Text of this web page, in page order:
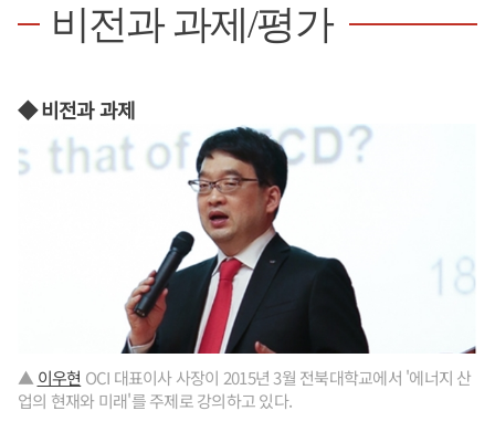
비전과 과제/평가
◆ 비전과 과제
▲ 이우현 OCI 대표이사 사장이 2015년 3월 전북대학교에서 '에너지 산
업의 현재와 미래'를 주제로 강의하고 있다.